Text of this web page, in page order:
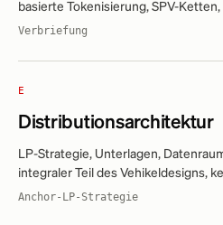
basierte Tokenisierung, SPV-
Verbriefung
E
Distributionsarchitektur
LP-Strategie, Unterlagen,
integraler Teil des Vehikeldesigns,
Anchor-LP-Strategie